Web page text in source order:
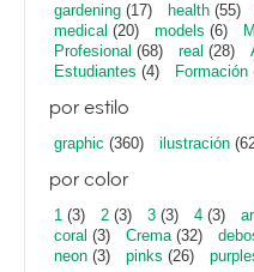
gardening (17) health (55)
medical (20) models (6)
Profesional (68) real (28)
Estudiantes (4) Formación
por estilo
graphic (360) ilustración
por color
1 (3) 2 (3) 3 (3) 4 (3)
coral (3) Crema(32)
neon (3) pinks (26)